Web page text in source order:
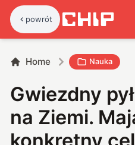
powrót
Home Nauka
Gwiezdny
na Ziemi.
konkretny cel